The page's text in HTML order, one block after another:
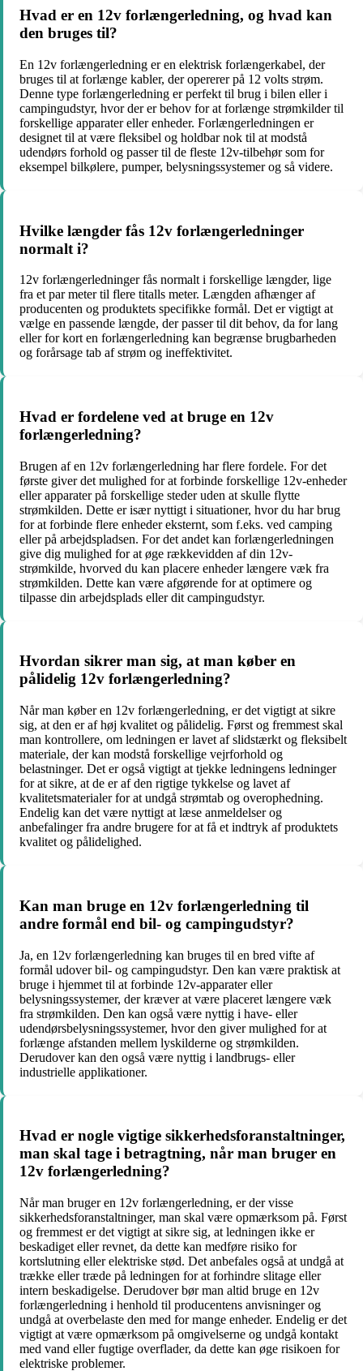
Hvad er en 12v forlængerledning, og hvad kan
den bruges til?
En 12v forlængerledning er en elektrisk forlængerkabel, der
bruges til at forlænge kabler, der opererer på 12 volts strøm.
Denne type forlængerledning er perfekt til brug i bilen eller i
campingudstyr, hvor der er behov for at forlænge strømkilder til
forskellige apparater eller enheder. Forlængerledningen er
designet til at være fleksibel og holdbar nok til at modstå
udendørs forhold og passer til de fleste 12v-tilbehør som for
eksempel bilkølere, pumper, belysningssystemer og så videre.
Hvilke længder fås 12v forlængerledninger
normalt i?
12v forlængerledninger fås normalt i forskellige længder, lige
fra et par meter til flere titalls meter. Længden afhænger af
producenten og produktets specifikke formål. Det er vigtigt at
vælge en passende længde, der passer til dit behov, da for lang
eller for kort en forlængerledning kan begrænse brugbarheden
og forårsage tab af strøm og ineffektivitet.
Hvad er fordelene ved at bruge en 12v
forlængerledning?
Brugen af en 12v forlængerledning har flere fordele. For det
første giver det mulighed for at forbinde forskellige 12v-enheder
eller apparater på forskellige steder uden at skulle flytte
strømkilden. Dette er især nyttigt i situationer, hvor du har brug
for at forbinde flere enheder eksternt, som f.eks. ved camping
eller på arbejdspladsen. For det andet kan forlængerledningen
give dig mulighed for at øge rækkevidden af din 12v-
strømkilde, hvorved du kan placere enheder længere væk fra
strømkilden. Dette kan være afgørende for at optimere og
tilpasse din arbejdsplads eller dit campingudstyr.
Hvordan sikrer man sig, at man køber en
pålidelig 12v forlængerledning?
Når man køber en 12v forlængerledning, er det vigtigt at sikre
sig, at den er af høj kvalitet og pålidelig. Først og fremmest skal
man kontrollere, om ledningen er lavet af slidstærkt og fleksibelt
materiale, der kan modstå forskellige vejrforhold og
belastninger. Det er også vigtigt at tjekke ledningens ledninger
for at sikre, at de er af den rigtige tykkelse og lavet af
kvalitetsmaterialer for at undgå strømtab og overophedning.
Endelig kan det være nyttigt at læse anmeldelser og
anbefalinger fra andre brugere for at få et indtryk af produktets
kvalitet og pålidelighed.
Kan man bruge en 12v forlængerledning til
andre formål end bil- og campingudstyr?
Ja, en 12v forlængerledning kan bruges til en bred vifte af
formål udover bil- og campingudstyr. Den kan være praktisk at
bruge i hjemmet til at forbinde 12v-apparater eller
belysningssystemer, der kræver at være placeret længere væk
fra strømkilden. Den kan også være nyttig i have- eller
udendørsbelysningssystemer, hvor den giver mulighed for at
forlænge afstanden mellem lyskilderne og strømkilden.
Derudover kan den også være nyttig i landbrugs- eller
industrielle applikationer.
Hvad er nogle vigtige sikkerhedsforanstaltninger,
man skal tage i betragtning, når man bruger en
12v forlængerledning?
Når man bruger en 12v forlængerledning, er der visse
sikkerhedsforanstaltninger, man skal være opmærksom på. Først
og fremmest er det vigtigt at sikre sig, at ledningen ikke er
beskadiget eller revnet, da dette kan medføre risiko for
kortslutning eller elektriske stød. Det anbefales også at undgå at
trække eller træde på ledningen for at forhindre slitage eller
intern beskadigelse. Derudover bør man altid bruge en 12v
forlængerledning i henhold til producentens anvisninger og
undgå at overbelaste den med for mange enheder. Endelig er det
vigtigt at være opmærksom på omgivelserne og undgå kontakt
med vand eller fugtige overflader, da dette kan øge risikoen for
elektriske problemer.